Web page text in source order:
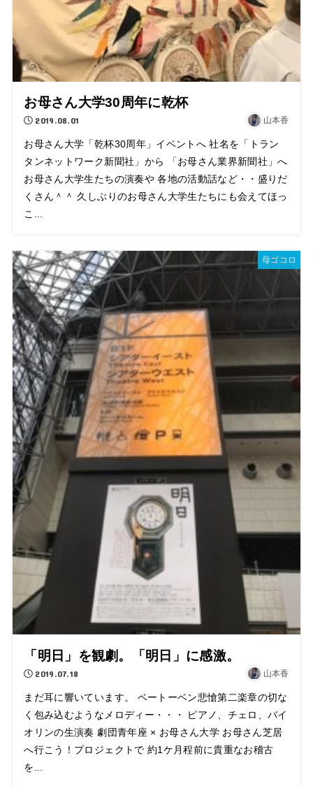
お母さん大学30周年に乾杯
2019.08.01 山本香
お母さん大学「乾杯30周年」イベントへ 社名を「トラン
タンネットワーク新聞社」から 「お母さん業界新聞社」へ
お母さん大学生たちの演奏や 各地の活動話など・・盛りだ
くさん＾＾ 久しぶりのお母さん大学生たちにも会えてほっ
こ...
母ゴコロ
「明日」を観劇。「明日」に感激。
2019.07.18 山本香
まだ耳に響いています。 ベートーベン悲愴第二楽章の切な
く包み込むようなメロディー・・・ ピアノ、チェロ、バイ
オリンの生演奏 劇団青年座 × お母さん大学 お母さん芝居
へ行こう！プロジェクトで 約1ケ月程前に貴重なお稽古
を...